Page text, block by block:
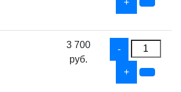
3 700
руб.